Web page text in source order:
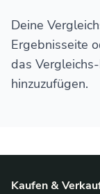
Deine
Ergebnisseite
das
hinzuzufügen.
Kaufen &